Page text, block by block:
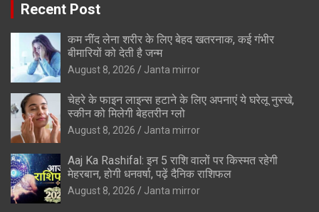
Recent Post
कम नींद लेना शरीर के लिए बेहद खतरनाक, कई गंभीर
बीमारियों को देती है जन्म
August 8, 2026 Janta mirror
चेहरे के फाइन लाइन्स हटाने के लिए अपनाएं ये घरेलू नुस्खे,
स्कीन को मिलेगी बेहतरीन ग्लो
August 8, 2026 Janta mirror
Aaj Ka Rashifal: इन 5 राशि वालों पर किस्मत रहेगी
मेहरबान, होगी धनवर्षा, पढ़ें दैनिक राशिफल
August 8, 2026 Janta mirror